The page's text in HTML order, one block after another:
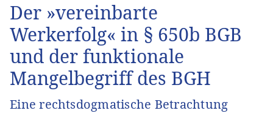
Der »vereinbarte
Werkerfolg« in § 650b BGB
und der funktionale
Mangelbegriff des BGH
Eine rechtsdogmatische Betrachtung